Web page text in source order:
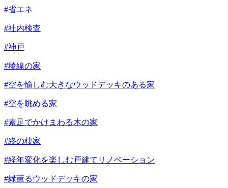
#省エネ
#社内検査
#神戸
#稜線の家
#空を愉しむ大きなウッドデッキのある家
#空を眺める家
#素足でかけまわる木の家
#終の棲家
#経年変化を楽しむ戸建てリノベーション
#緑薫るウッドデッキの家